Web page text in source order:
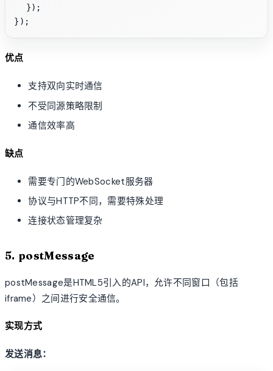
  });
优点
支持双向实时通信
不受同源策略限制
通信效率高
缺点
需要专门的WebSocket服务器
协议与HTTP不同，需要特殊处理
连接状态管理复杂
5. postMessage
postMessage是HTML5引入的API，允许不同窗口（包括
iframe）之间进行安全通信。
实现方式
发送消息：